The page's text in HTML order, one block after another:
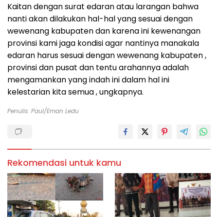
Kaitan dengan surat edaran atau larangan bahwa
nanti akan dilakukan hal-hal yang sesuai dengan
wewenang kabupaten dan karena ini kewenangan
provinsi kami jaga kondisi agar nantinya manakala
edaran harus sesuai dengan wewenang kabupaten ,
provinsi dan pusat dan tentu arahannya adalah
mengamankan yang indah ini dalam hal ini
kelestarian kita semua , ungkapnya.
Penulis: Paul/Eman Ledu
Rekomendasi untuk kamu